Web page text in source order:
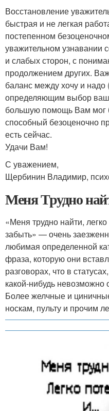
Восстановление
быстрая и не легкая
постепенном
уважительном узнавании
и слабых сторон, с
продолжением других.
баланс между хочу и надо
определяющим выбор
большую помощь Вам мог
способный безоценочно
есть сейчас.
Удачи Вам!
С уважением,
Щербинин Владимир,
Меня Трудно
«Меня трудно найти,
забыть» — очень
любимая определенной
фраза, которую они
разговорах, что в
какой-нибудь невозможно
Более желчные и
носкам, пульту и прочим